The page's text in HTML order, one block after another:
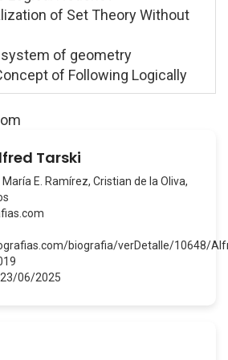
of Set Theory Without
of geometry
of Following Logically
Tarski
E. Ramírez, Cristian de la Oliva,
biografia/verDetalle/10648/
23/06/2025